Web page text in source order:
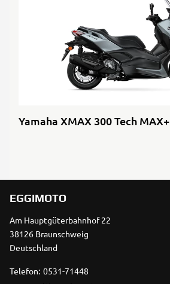
Yamaha XMAX 300 Tech MAX+
EGGIMOTO
Am Hauptgüterbahnhof 22
38126 Braunschweig
Deutschland
Telefon: 0531-71448